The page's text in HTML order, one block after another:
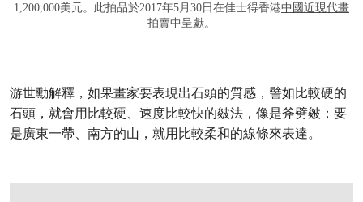
1,200,000美元。此拍品於2017年5月30日在佳士得香港中國近現代畫
拍賣中呈獻。
游世勳解釋，如果畫家要表現出石頭的質感，譬如比較硬的
石頭，就會用比較硬、速度比較快的皴法，像是斧劈皴；要
是廣東一帶、南方的山，就用比較柔和的線條來表達。